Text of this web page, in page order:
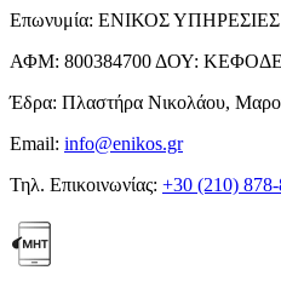
Επωνυμία: ΕΝΙΚΟΣ
ΑΦΜ: 800384700 ΔΟΥ:
Έδρα: Πλαστήρα Νικολάου,
Email: info@enikos.gr
Τηλ. Επικοινωνίας: +30 (210)